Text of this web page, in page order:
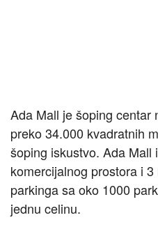
Ada Mall je šoping centar
preko 34.000 kvadratnih
šoping iskustvo. Ada Mall
komercijalnog prostora i
parkinga sa oko 1000
jednu celinu.